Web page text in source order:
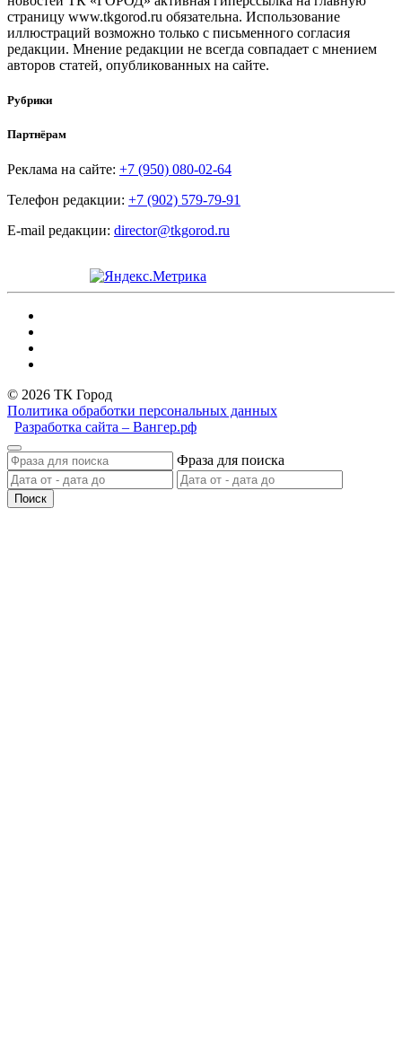
страницу www.tkgorod.ru обязательна. Использование
иллюстраций возможно только с письменного согласия
редакции. Мнение редакции не всегда совпадает с мнением
авторов статей, опубликованных на сайте.
Рубрики
Партнёрам
Реклама на сайте: +7 (950) 080-02-64
Телефон редакции: +7 (902) 579-79-91
E-mail редакции: director@tkgorod.ru
© 2026 ТК Город
Политика обработки персональных данных
Разработка сайта – Вангер.рф
Фраза для поиска
Поиск